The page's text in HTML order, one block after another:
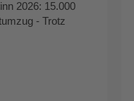
2026: 15.000
- Trotz